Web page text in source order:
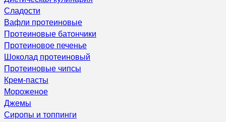
Сладости
Вафли протеиновые
Протеиновые батончики
Протеиновое печенье
Шоколад протеиновый
Протеиновые чипсы
Крем-пасты
Мороженое
Джемы
Сиропы и топпинги